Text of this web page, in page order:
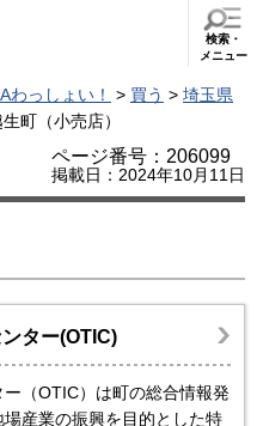
検索・
メニュー
わっしょい！ > 買う > 埼玉県
町（小売店）
ページ番号：206099
掲載日：2024年10月11日
ター(OTIC)
（OTIC）は町の総合情報発
産業の振興を目的とした特